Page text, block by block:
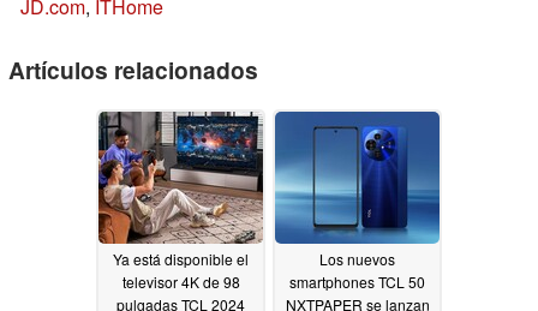
JD.com, ITHome
Artículos relacionados
Ya está disponible el
televisor 4K de 98
pulgadas TCL 2024
Los nuevos
smartphones TCL 50
NXTPAPER se lanzan